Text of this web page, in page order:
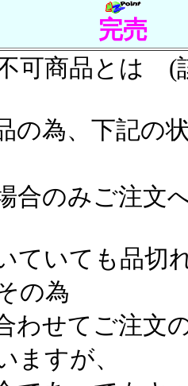
完売
可商品とは (
の為、下記の
合のみご注文
ていても品切
の為
わせてご注文
ますが、